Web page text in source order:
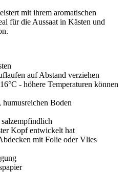
mit ihrem aromatischen
für die Aussaat in Kästen und
auf Abstand verziehen
- höhere Temperaturen können
Boden
Kopf entwickelt hat
mit Folie oder Vlies